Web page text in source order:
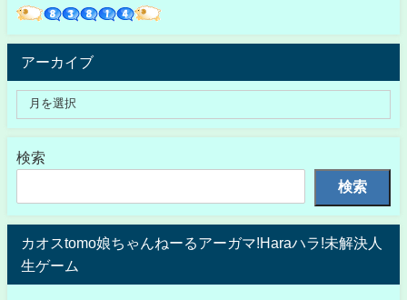
アーカイブ
検索
検索
カオスtomo娘ちゃんねーるアーガマ!Haraハラ!未解決人
生ゲーム